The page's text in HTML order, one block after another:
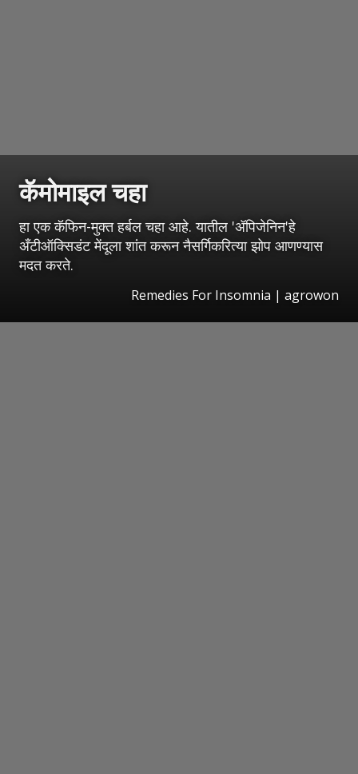
कॅमोमाइल चहा
हा एक कॅफिन-मुक्त हर्बल चहा आहे. यातील 'ॲपिजेनिन'हे
अँटीऑक्सिडंट मेंदूला शांत करून नैसर्गिकरित्या झोप आणण्यास
मदत करते.
Remedies For Insomnia | agrowon